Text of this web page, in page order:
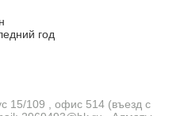
год
15/109 , офис 514 (въезд с